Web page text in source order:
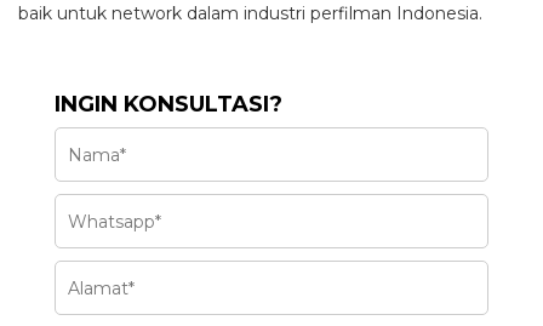
baik untuk network dalam industri perfilman Indonesia.
INGIN KONSULTASI?